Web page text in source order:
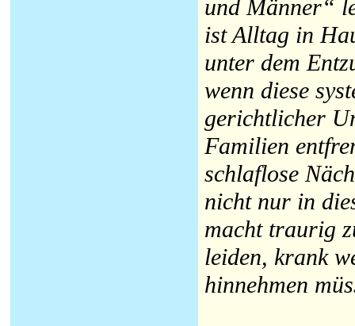
und Männer“
ist Alltag in
unter dem
wenn diese
gerichtlicher
Familien
schlaflose
nicht nur in
macht traurig
leiden, krank
hinnehmen